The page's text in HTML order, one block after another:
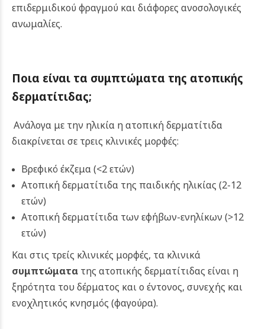
επιδερμιδικού φραγμού και διάφορες ανοσολογικές
ανωμαλίες.
Ποια είναι τα συμπτώματα της ατοπικής
δερματίτιδας;
Ανάλογα με την ηλικία η ατοπική δερματίτιδα
διακρίνεται σε τρεις κλινικές μορφές:
Βρεφικό έκζεμα (<2 ετών)
Ατοπική δερματίτιδα της παιδικής ηλικίας (2-12
ετών)
Ατοπική δερματίτιδα των εφήβων-ενηλίκων (>12
ετών)
Και στις τρείς κλινικές μορφές, τα κλινικά
συμπτώματα της ατοπικής δερματίτιδας είναι η
ξηρότητα του δέρματος και ο έντονος, συνεχής και
ενοχλητικός κνησμός (φαγούρα).